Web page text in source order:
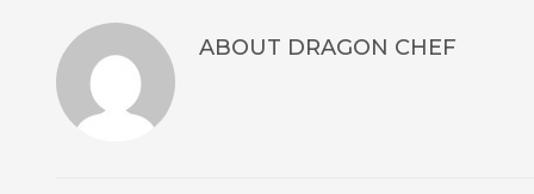
ABOUT DRAGON CHEF